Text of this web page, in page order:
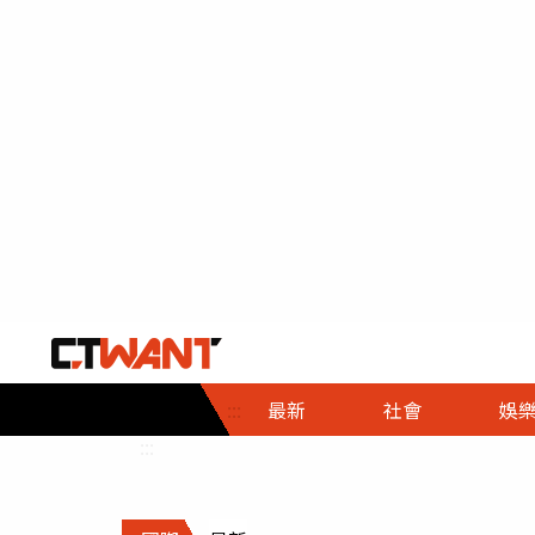
::: 最新 社會
社會首頁
時事
調查
娛樂
娛樂首頁
即時
財經首頁
熱線
政